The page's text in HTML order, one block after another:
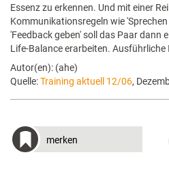
Essenz zu erkennen. Und mit einer
Kommunikationsregeln wie
'Feedback geben' soll das Paar dann
Life-Balance erarbeiten.
Autor(en): (ahe)
Quelle:Training aktuell 12/06,
merken